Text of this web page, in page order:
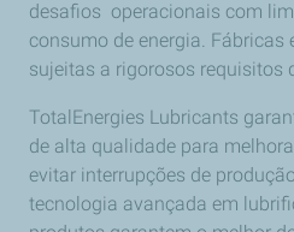
desafios operacionais com
consumo de energia. Fábricas
sujeitas a rigorosos requisitos
TotalEnergies Lubricants
de alta qualidade para
evitar interrupções de
tecnologia avançada em